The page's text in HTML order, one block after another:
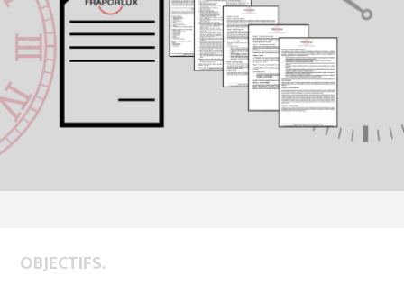
OBJECTIFS.